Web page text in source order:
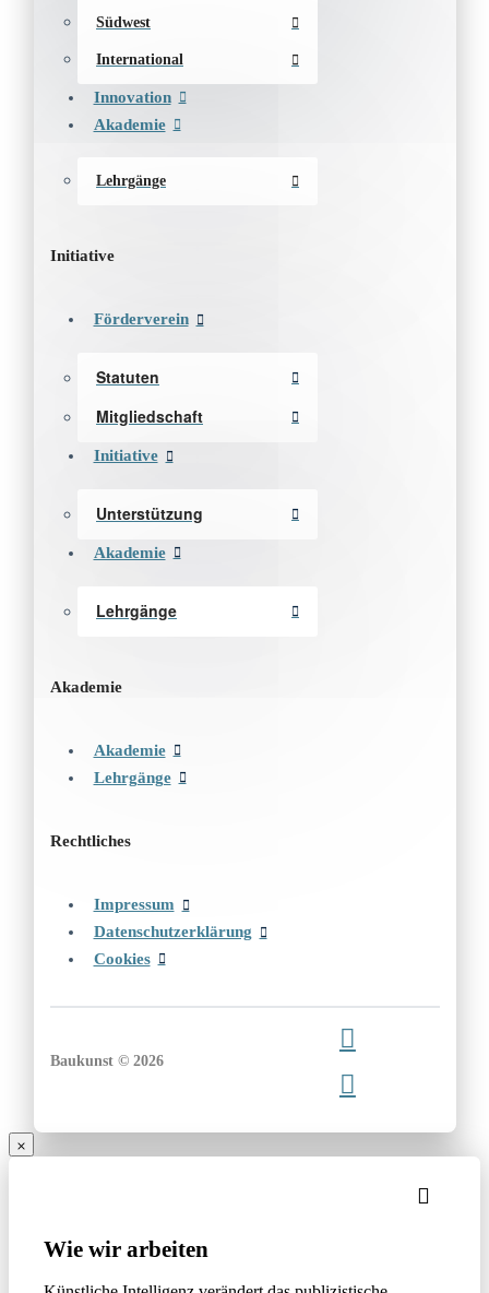
Südwest
International
Innovation
Akademie
Lehrgänge
Initiative
Förderverein
Statuten
Mitgliedschaft
Initiative
Unterstützung
Akademie
Lehrgänge
Akademie
Akademie
Lehrgänge
Rechtliches
Impressum
Datenschutzerklärung
Cookies
Baukunst © 2026
Wie wir arbeiten